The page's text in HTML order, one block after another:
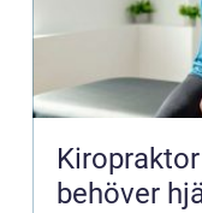
Kiropraktor täby
behöver